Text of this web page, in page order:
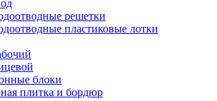
решетки
пластиковые лотки
блоки
плитка и бордюр